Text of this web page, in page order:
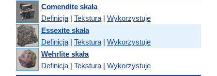
Comendite skała
Definicja | Tekstura | Wykorzystuje
Essexite skała
Definicja | Tekstura | Wykorzystuje
Wehrlite skała
Definicja | Tekstura | Wykorzystuje